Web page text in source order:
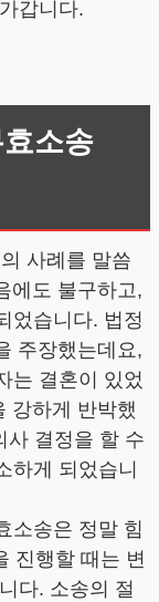
갑니다.
소송
사례를 말씀
에도 불구하고,
었습니다. 법정
주장했는데요,
는 결혼이 있었
강하게 반박했
사 결정을 할 수
하게 되었습니
소송은 정말 힘
진행할 때는 변
다. 소송의 절